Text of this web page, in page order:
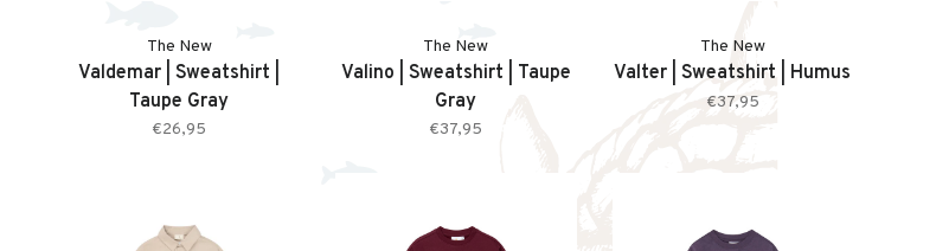
The New
Valdemar | Sweatshirt |
Taupe Gray
€26,95
The New
Valino | Sweatshirt | Taupe
Gray
€37,95
The New
Valter | Sweatshirt | Humus
€37,95